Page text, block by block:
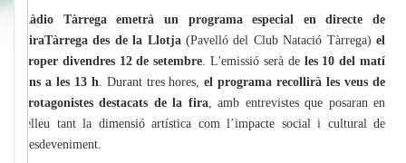
Ràdio Tàrrega emetrà un programa especial en directe de
FiraTàrrega des de la Llotja(Pavelló del Club Natació Tàrrega)el
proper divendres 12 de setembre. L'emissió serà de les 10 del matí
fins a les 13 h. Durant tres hores,el programa recollirà les veus de
protagonistes destacats de la fira, amb entrevistes que posaran en
relleu tant la dimensió artística com l’impacte social i cultural de
l’esdeveniment.